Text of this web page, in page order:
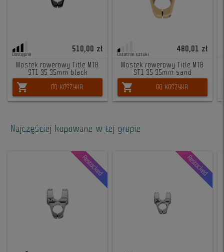
Dostępne
510,00 zł
Mostek rowerowy Title MTB
ST1 35 35mm black
shopping_cart DO KOSZYKA
Ostatnie sztuki
480,01 zł
Mostek rowerowy Title MTB
ST1 35 35mm sand
shopping_cart DO KOSZYKA
Najczęściej kupowane w tej grupie
Restocked Restocked